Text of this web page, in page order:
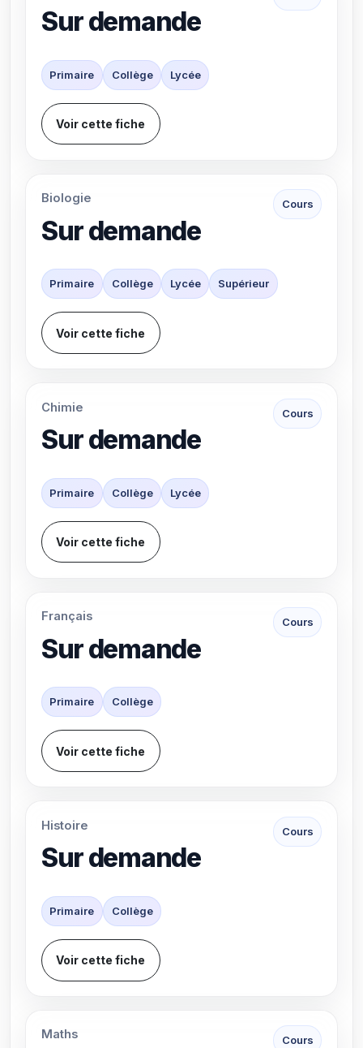
Sur demande
Primaire Collège Lycée
Voir cette fiche
Biologie
Sur demande
Cours
Primaire Collège Lycée Supérieur
Voir cette fiche
Chimie
Sur demande
Cours
Primaire Collège Lycée
Voir cette fiche
Français
Sur demande
Cours
Primaire Collège
Voir cette fiche
Histoire
Sur demande
Cours
Primaire Collège
Voir cette fiche
Maths Cours